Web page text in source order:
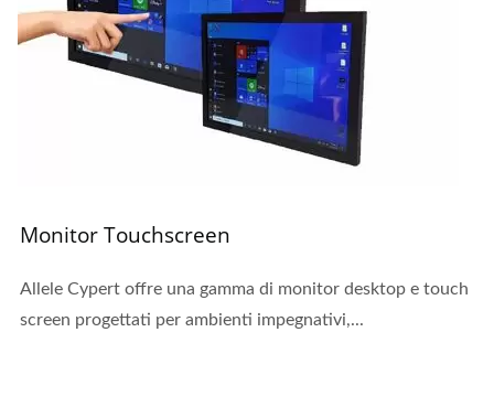
Monitor Touchscreen
Allele Cypert offre una gamma di monitor desktop e touch
screen progettati per ambienti impegnativi,...